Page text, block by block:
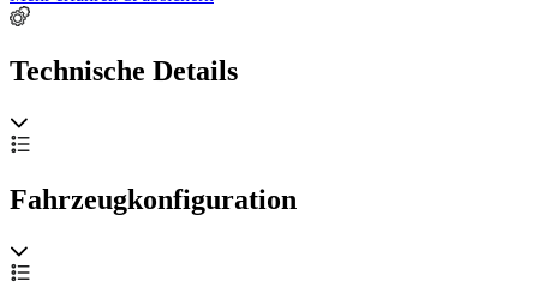
Technische Details
Fahrzeugkonfiguration